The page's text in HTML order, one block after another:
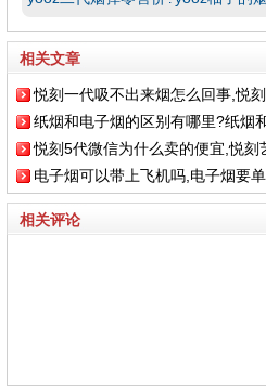
相关文章
悦刻一代吸不出来烟怎么回事,悦
到烟
纸烟和电子烟的区别有哪里?纸烟
悦刻5代微信为什么卖的便宜,悦刻
电子烟可以带上飞机吗,电子烟要
相关评论